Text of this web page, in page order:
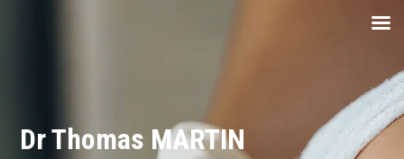
Dr Thomas MARTIN